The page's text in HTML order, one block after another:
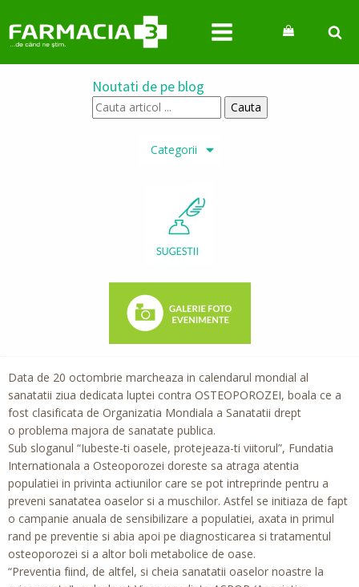
Noutati de pe blog
Cauta
articol
Categorii
Data de 20 octombrie marcheaza in calendarul mondial al
sanatatii ziua dedicata luptei contra OSTEOPOROZEI, boala ce a
fost clasificata de Organizatia Mondiala a Sanatatii drept
o problema majora de sanatate publica.
Sub sloganul “Iubeste-ti oasele, protejeaza-ti viitorul”, Fundatia
Internationala a Osteoporozei doreste sa atraga atentia
populatiei in privinta actiunilor care se pot intreprinde pentru a
preveni sanatatea oaselor si a muschilor. Astfel se initiaza de fapt
o campanie anuala de sensibilizare a populatiei, axata in primul
rand pe preventie si abia apoi pe diagnosticarea si tratamentul
osteoporozei si a altor boli metabolice de oase.
“Preventia fiind, de altfel, si cheia sanatatii oaselor noastre la